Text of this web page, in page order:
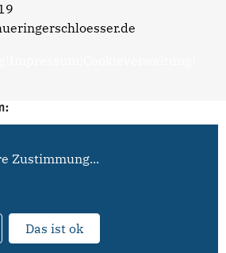
Zustimmung...
Das ist ok